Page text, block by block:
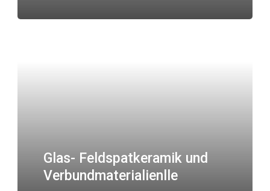
Glas- Feldspatkeramik und
Verbundmaterialienlle